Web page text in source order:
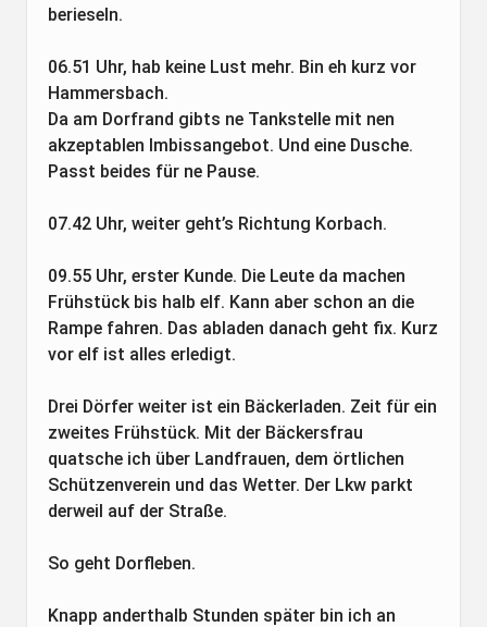
berieseln.
06.51 Uhr, hab keine Lust mehr. Bin eh kurz vor
Hammersbach.
Da am Dorfrand gibts ne Tankstelle mit nen
akzeptablen Imbissangebot. Und eine Dusche.
Passt beides für ne Pause.
07.42 Uhr, weiter geht’s Richtung Korbach.
09.55 Uhr, erster Kunde. Die Leute da machen
Frühstück bis halb elf. Kann aber schon an die
Rampe fahren. Das abladen danach geht fix. Kurz
vor elf ist alles erledigt.
Drei Dörfer weiter ist ein Bäckerladen. Zeit für ein
zweites Frühstück. Mit der Bäckersfrau
quatsche ich über Landfrauen, dem örtlichen
Schützenverein und das Wetter. Der Lkw parkt
derweil auf der Straße.
So geht Dorfleben.
Knapp anderthalb Stunden später bin ich an